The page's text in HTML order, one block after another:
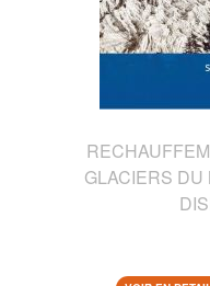
GLACIERS DU